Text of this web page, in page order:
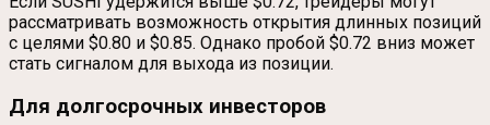
рассматривать возможность открытия длинных позиций
с целями $0.80 и $0.85. Однако пробой $0.72 вниз может
стать сигналом для выхода из позиции.
Для долгосрочных инвесторов